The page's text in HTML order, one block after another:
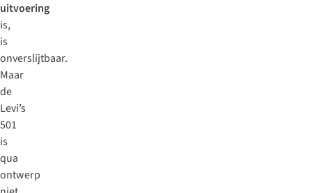
uitvoering
is,
is
onverslijtbaar.
Maar
de
Levi’s
501
is
qua
ontwerp